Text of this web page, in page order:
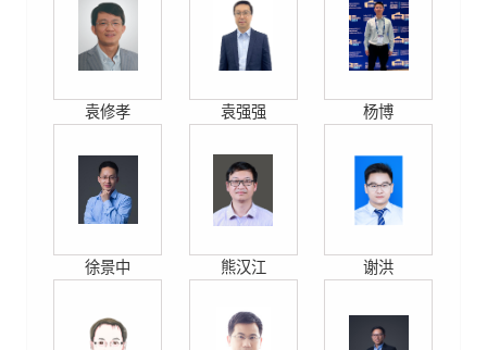
袁修孝 袁强强 杨博
徐景中 熊汉江 谢洪